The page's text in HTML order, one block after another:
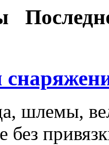
шлемы,
без